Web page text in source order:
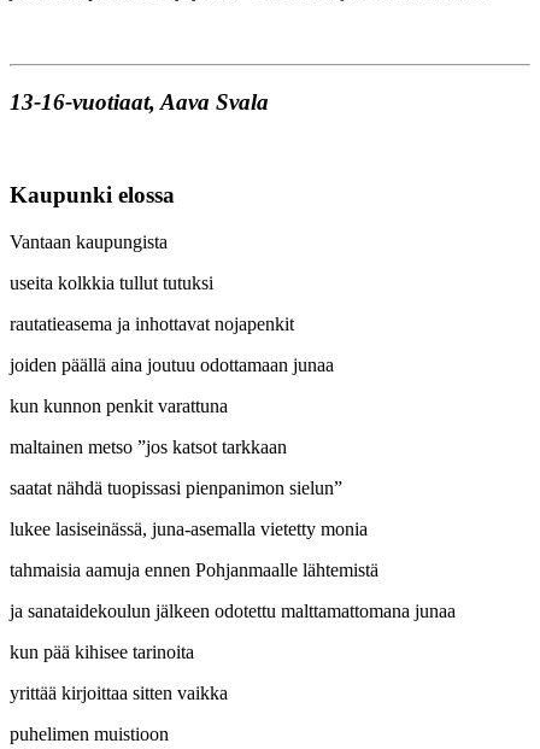
13-16-vuotiaat, Aava Svala
Kaupunki elossa
Vantaan kaupungista
useita kolkkia tullut tutuksi
rautatieasema ja inhottavat nojapenkit
joiden päällä aina joutuu odottamaan junaa
kun kunnon penkit varattuna
maltainen metso ”jos katsot tarkkaan
saatat nähdä tuopissasi pienpanimon sielun”
lukee lasiseinässä, juna-asemalla vietetty monia
tahmaisia aamuja ennen Pohjanmaalle lähtemistä
ja sanataidekoulun jälkeen odotettu malttamattomana junaa
kun pää kihisee tarinoita
yrittää kirjoittaa sitten vaikka
puhelimen muistioon